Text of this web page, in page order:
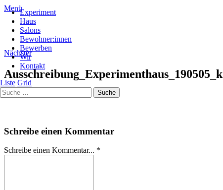
MenüExperiment
Haus
Salons
Bewohner:innen
Bewerben
Wir
Kontakt
Liste Grid
Nächster
Ausschreibung_Experimenthaus_190505_k
vonKuratorium
Schreibe einen Kommentar
Schreibe einen Kommentar... *